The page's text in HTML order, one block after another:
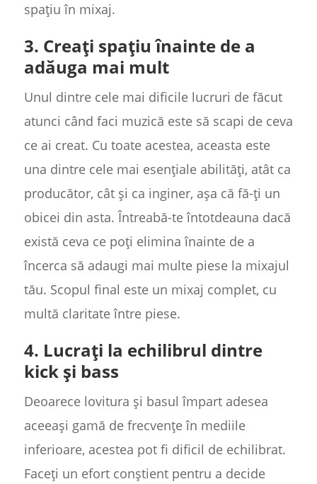
spațiu în mixaj.
3. Creați spațiu înainte de a
adăuga mai mult
Unul dintre cele mai dificile lucruri de făcut
atunci când faci muzică este să scapi de ceva
ce ai creat. Cu toate acestea, aceasta este
una dintre cele mai esențiale abilități, atât ca
producător, cât și ca inginer, așa că fă-ți un
obicei din asta. Întreabă-te întotdeauna dacă
există ceva ce poți elimina înainte de a
încerca să adaugi mai multe piese la mixajul
tău. Scopul final este un mixaj complet, cu
multă claritate între piese.
4. Lucrați la echilibrul dintre
kick și bass
Deoarece lovitura și basul împart adesea
aceeași gamă de frecvențe în mediile
inferioare, acestea pot fi dificil de echilibrat.
Faceți un efort conștient pentru a decide